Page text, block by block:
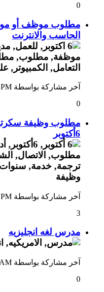
0
مطلوب موظف أو
الحاسب والانترنت
آخر مشاركة بواسطة
0
مطلوب وظيفة
6أكتوبر
آخر مشاركة بواسطة
3
مدرس لغه انجليزيه
آخر مشاركة بواسطة
0